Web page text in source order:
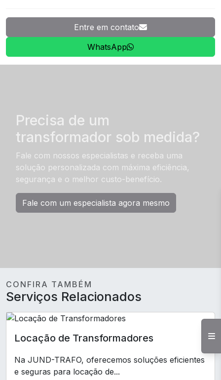
Entre em contato
WhatsApp
Precisa de um
transformador sob medida?
Fale com nossos especialistas e receba uma
solução personalizada com máxima eficiência,
segurança e o melhor custo-benefício.
Fale com um especialista agora mesmo
CONFIRA TAMBÉM
Serviços Relacionados
Locação de Transformadores
Na JUND-TRAFO, oferecemos soluções eficientes
e seguras para locação de...